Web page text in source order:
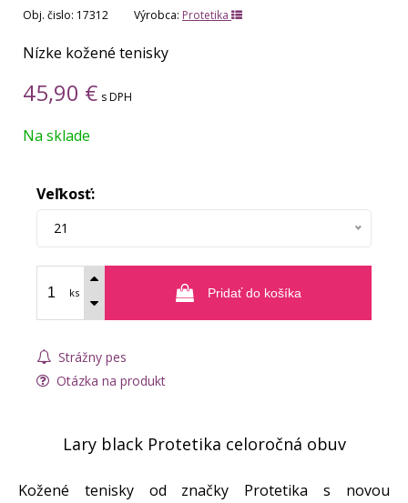
Obj. čislo: 17312 Výrobca: Protetika
Nízke kožené tenisky
45,90 € s DPH
Na sklade
Veľkosť:
21
ks Pridať do košíka
Strážny pes
Otázka na produkt
Lary black Protetika celoročná obuv
Kožené tenisky od značky Protetika s novou